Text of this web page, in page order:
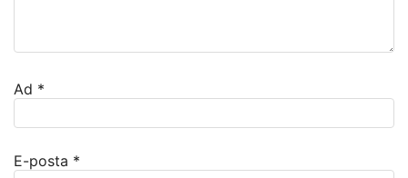
Ad *
E-posta *